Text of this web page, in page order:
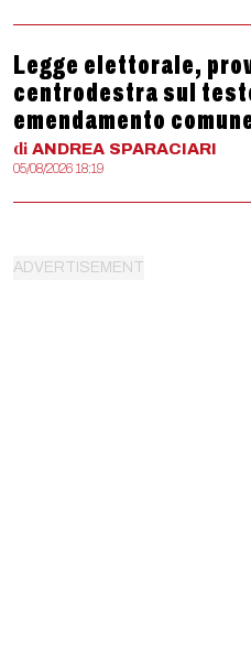
Legge elettorale,
centrodestra sul
emendamento
di ANDREA SPARACIARI
05/08/2026 18:19